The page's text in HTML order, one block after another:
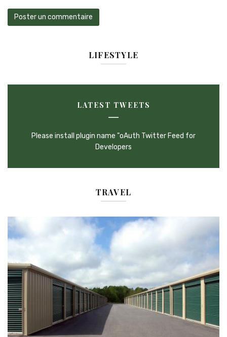
LIFESTYLE
LATEST TWEETS
Please install plugin name "oAuth Twitter Feed for
Developers
TRAVEL